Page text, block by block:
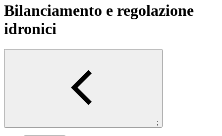
Bilanciamento e regolazione
idronici
;